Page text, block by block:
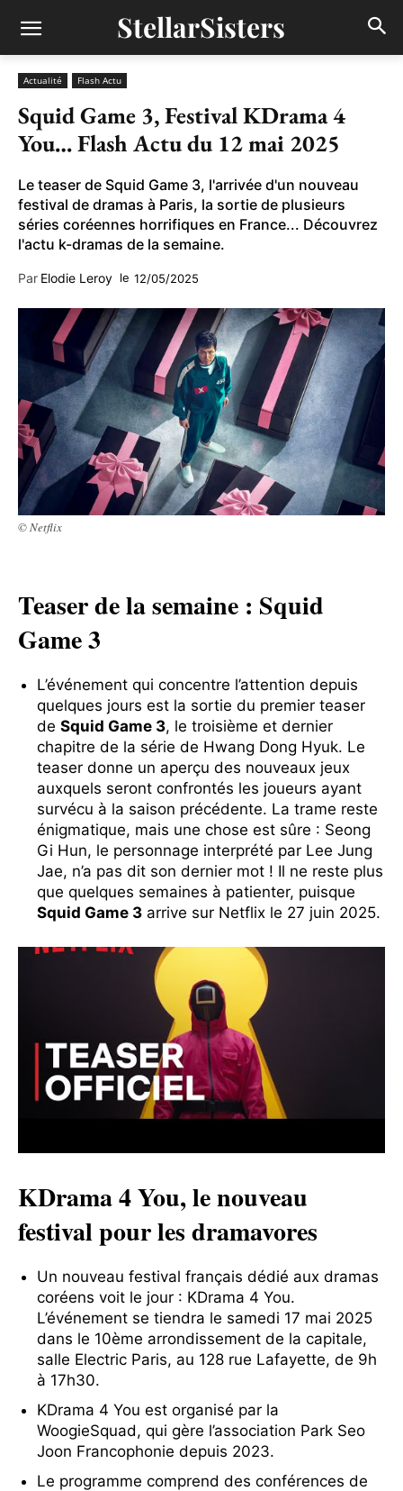
StellarSisters
Actualité Flash Actu
Squid Game 3, Festival KDrama 4
You… Flash Actu du 12 mai 2025
Le teaser de Squid Game 3, l'arrivée d'un nouveau
festival de dramas à Paris, la sortie de plusieurs
séries coréennes horrifiques en France... Découvrez
l'actu k-dramas de la semaine.
Par Elodie Leroy le 12/05/2025
© Netflix
Teaser de la semaine : Squid
Game 3
L’événement qui concentre l’attention depuis
quelques jours est la sortie du premier teaser
de Squid Game 3, le troisième et dernier
chapitre de la série de Hwang Dong Hyuk. Le
teaser donne un aperçu des nouveaux jeux
auxquels seront confrontés les joueurs ayant
survécu à la saison précédente. La trame reste
énigmatique, mais une chose est sûre : Seong
Gi Hun, le personnage interprété par Lee Jung
Jae, n’a pas dit son dernier mot ! Il ne reste plus
que quelques semaines à patienter, puisque
Squid Game 3 arrive sur Netflix le 27 juin 2025.
KDrama 4 You, le nouveau
festival pour les dramavores
Un nouveau festival français dédié aux dramas
coréens voit le jour : KDrama 4 You.
L’événement se tiendra le samedi 17 mai 2025
dans le 10ème arrondissement de la capitale,
salle Electric Paris, au 128 rue Lafayette, de 9h
à 17h30.
KDrama 4 You est organisé par la
WoogieSquad, qui gère l’association Park Seo
Joon Francophonie depuis 2023.
Le programme comprend des conférences de